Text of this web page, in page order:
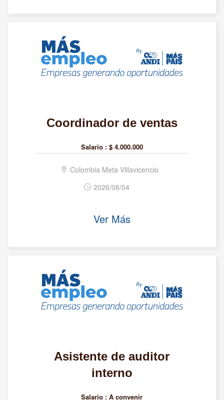
Coordinador de ventas
Salario : $ 4.000.000
Colombia Meta Villavicencio
2026/08/04
Ver Más
Asistente de auditor
interno
Salario : A convenir